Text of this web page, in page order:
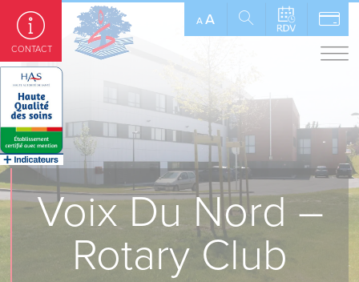
A A
Voix Du Nord –
Rotary Club
CONTACT
Panneau de gestion des cookies